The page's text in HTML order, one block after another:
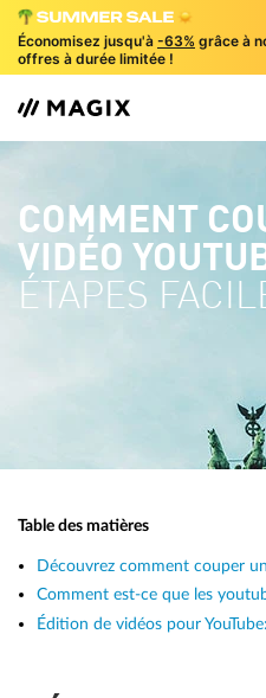
Économisez jusqu'à -63% grâce à
offres à durée limitée !
COMMENT
VIDÉO
ÉTAPES
Table des matières
Découvrez comment couper
Comment est-ce que les
Édition de vidéos pour